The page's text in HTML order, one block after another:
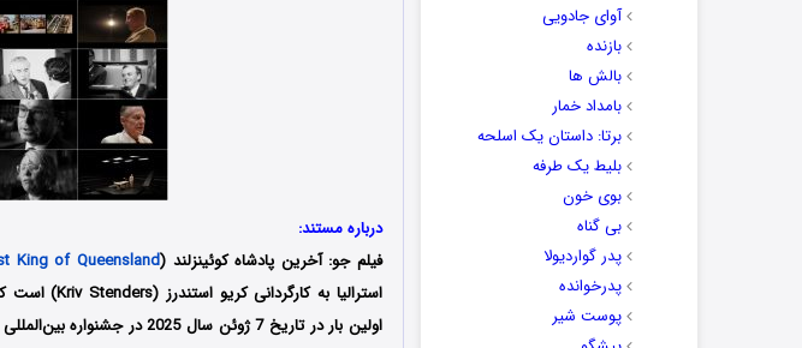
آوای جادویی
بازنده
بالش ها
بامداد خمار
برتا: داستان یک اسلحه
بلیط یک‌‌ طرفه
بوی خون
بی گناه
پدر گواردیولا
پدرخوانده
پوست شیر
درباره مستند:
فیلم جو: آخرین پادشاه کوئینزلند (King of Queensland